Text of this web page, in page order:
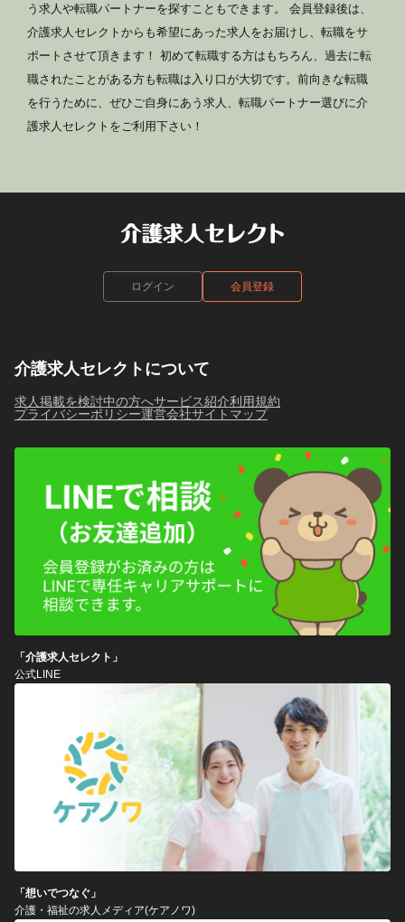
う求人や転職パートナーを探すこともできます。 会員登録後は、
介護求人セレクトからも希望にあった求人をお届けし、転職をサ
ポートさせて頂きます！ 初めて転職する方はもちろん、過去に転
職されたことがある方も転職は入り口が大切です。前向きな転職
を行うために、ぜひご自身にあう求人、転職パートナー選びに介
護求人セレクトをご利用下さい！
ログイン 会員登録
介護求人セレクトについて
求人掲載を検討中の方へサービス紹介利用規約
プライバシーポリシー運営会社サイトマップ
「介護求人セレクト」
公式LINE
「想いでつなぐ」
介護・福祉の求人メディア(ケアノワ)